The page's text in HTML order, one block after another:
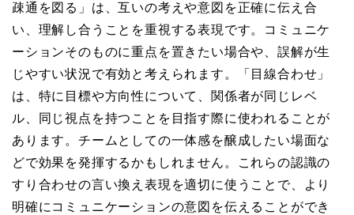
疎通を図る」は、互いの考えや意図を正確に伝え合
い、理解し合うことを重視する表現です。コミュニケ
ーションそのものに重点を置きたい場合や、誤解が生
じやすい状況で有効と考えられます。「目線合わせ」
は、特に目標や方向性について、関係者が同じレベ
ル、同じ視点を持つことを目指す際に使われることが
あります。チームとしての一体感を醸成したい場面な
どで効果を発揮するかもしれません。これらの認識の
すり合わせの言い換え表現を適切に使うことで、より
明確にコミュニケーションの意図を伝えることができ